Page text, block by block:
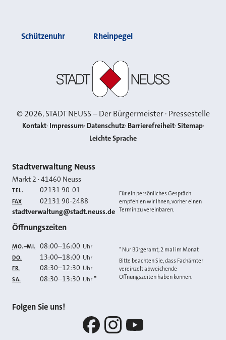
Schützenuhr Rheinpegel
©2026, STADT NEUSS – Der Bürgermeister · Pressestelle
Kontakt Impressum Datenschutz Barrierefreiheit Sitemap
Leichte Sprache
Kontakt
Stadtverwaltung Neuss
Markt 2 ·41460 Neuss
TEL. 02131 90-01
FAX 02131 90-2488
E-MAIL
stadtverwaltung@stadt.neuss.de
Für ein persönliches Gespräch
empfehlen wir Ihnen, vorher einen
Termin zu vereinbaren.
Öffnungszeiten
MO.–MI. 08:00–16:00 Uhr
DO. 13:00–18:00 Uhr
FR. 08:30–12:30 Uhr
SA. 08:30–13:30 Uhr *
* Nur Bürgeramt, 2 mal im Monat
Bitte beachten Sie, dass Fachämter
vereinzelt abweichende
Öffnungszeiten haben können.
Folgen Sie uns!